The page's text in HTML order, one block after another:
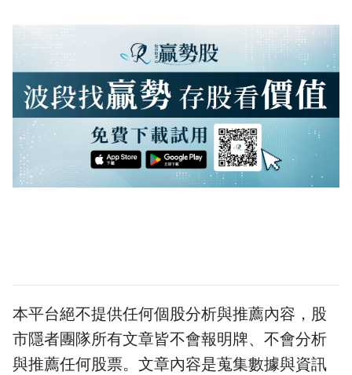
本平台絕不提供任何個股分析與推薦內容，股
市隱者團隊所有文章皆不會報明牌、不會分析
與推薦任何股票。文章內容是蒐集數據與資訊